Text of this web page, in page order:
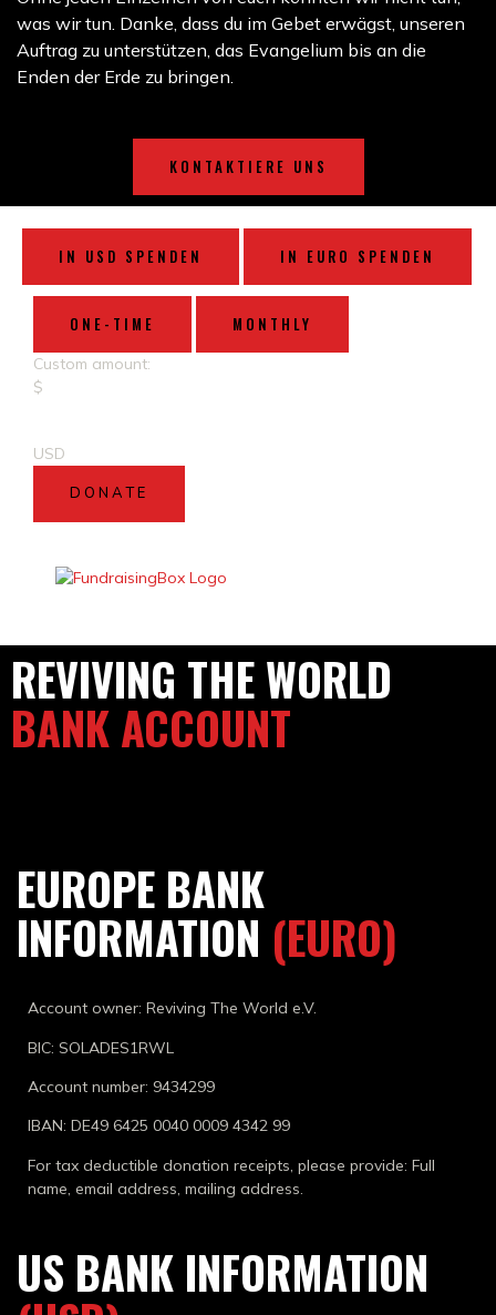
was wir tun. Danke, dass du im Gebet erwägst, unseren
Auftrag zu unterstützen, das Evangelium bis an die
Enden der Erde zu bringen.
KONTAKTIERE UNS
IN USD SPENDEN IN EURO SPENDEN
ONE-TIME MONTHLY
Custom amount:
$
USD
DONATE
REVIVING THE WORLD
BANK ACCOUNT
EUROPE BANK
INFORMATION (EURO)
Account owner: Reviving The World e.V.
BIC: SOLADES1RWL
Account number: 9434299
IBAN: DE49 6425 0040 0009 4342 99
For tax deductible donation receipts, please provide: Full
name, email address, mailing address.
US BANK INFORMATION